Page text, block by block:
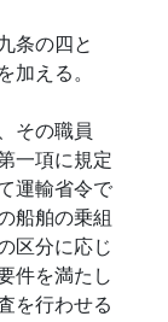
条の四と
える。
その職員
一項に規定
運輸省令で
船舶の乗組
区分に応じ
件を満たし
を行わせる